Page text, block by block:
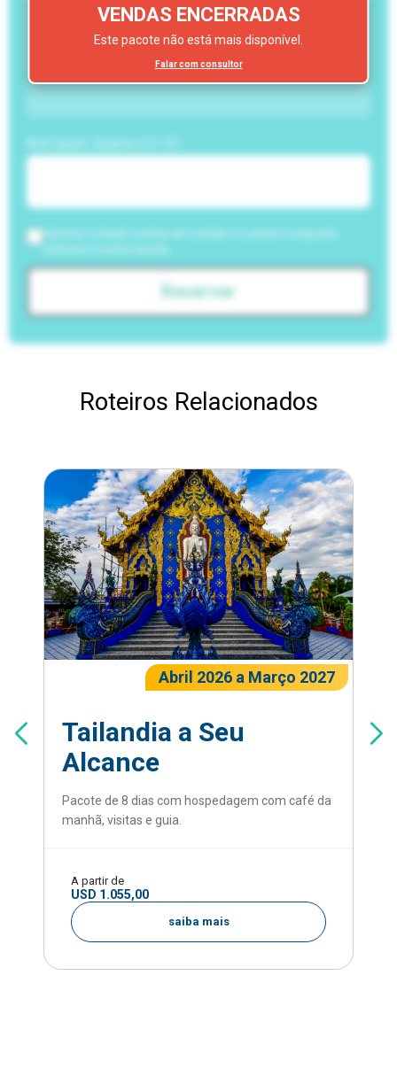
VENDAS ENCERRADAS
Este pacote não está mais disponível.
Falar com consultor
Autorizo a NewIt a entrar em contato e a enviar a resposta
Reservar
Roteiros Relacionados
Abril 2026 a Março 2027
Tailandia a Seu
Alcance
Pacote de 8 dias com hospedagem com café da
manhã, visitas e guia.
A partir de
USD 1.055,00
saiba mais